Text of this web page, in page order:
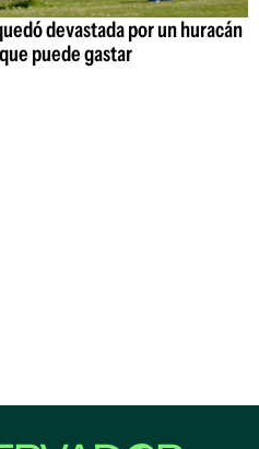
devastada por un huracán
puede gastar